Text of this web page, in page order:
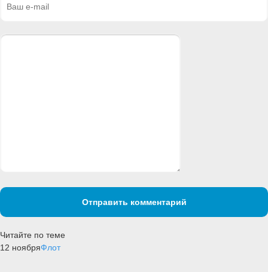
Отправить комментарий
Читайте по теме
12 ноябряФлот